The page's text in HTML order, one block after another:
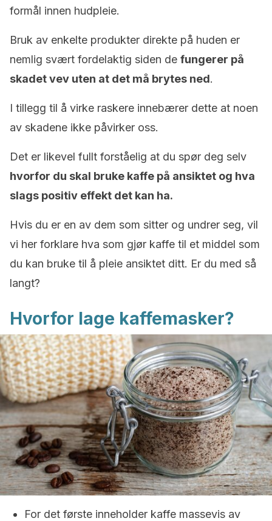
formål innen hudpleie.
Bruk av enkelte produkter direkte på huden er
nemlig svært fordelaktig siden de fungerer på
skadet vev uten at det må brytes ned.
I tillegg til å virke raskere innebærer dette at noen
av skadene ikke påvirker oss.
Det er likevel fullt forståelig at du spør deg selv
hvorfor du skal bruke kaffe på ansiktet og hva
slags positiv effekt det kan ha.
Hvis du er en av dem som sitter og undrer seg, vil
vi her forklare hva som gjør kaffe til et middel som
du kan bruke til å pleie ansiktet ditt. Er du med så
langt?
Hvorfor lage kaffemasker?
For det første inneholder kaffe massevis av